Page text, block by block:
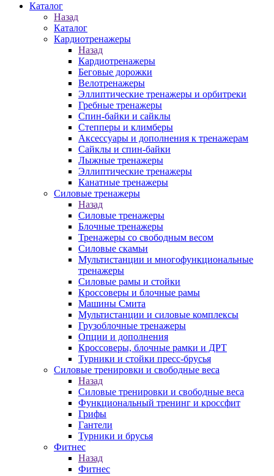
Каталог
Назад
Каталог
Кардиотренажеры
Назад
Кардиотренажеры
Беговые дорожки
Велотренажеры
Эллиптические тренажеры и орбитреки
Гребные тренажеры
Спин-байки и сайклы
Степперы и климберы
Аксессуары и дополнения к тренажерам
Сайклы и спин-байки
Лыжные тренажеры
Эллиптические тренажеры
Канатные тренажеры
Силовые тренажеры
Назад
Силовые тренажеры
Блочные тренажеры
Тренажеры со свободным весом
Силовые скамьи
Мультистанции и многофункциональные
тренажеры
Силовые рамы и стойки
Кроссоверы и блочные рамы
Машины Смита
Мультистанции и силовые комплексы
Грузоблочные тренажеры
Опции и дополнения
Кроссоверы, блочные рамки и ДРТ
Турники и стойки пресс-брусья
Силовые тренировки и свободные веса
Назад
Силовые тренировки и свободные веса
Функциональный тренинг и кроссфит
Грифы
Гантели
Турники и брусья
Фитнес
Назад
Фитнес